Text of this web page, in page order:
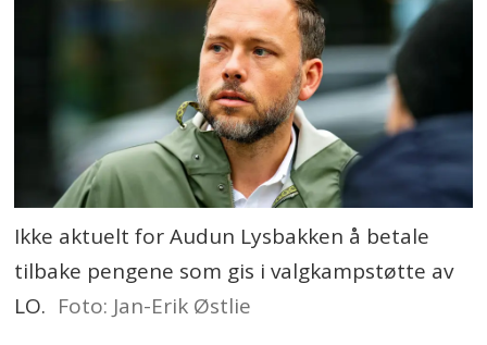
Ikke aktuelt for Audun Lysbakken å betale
tilbake pengene som gis i valgkampstøtte av
LO. Foto: Jan-Erik Østlie